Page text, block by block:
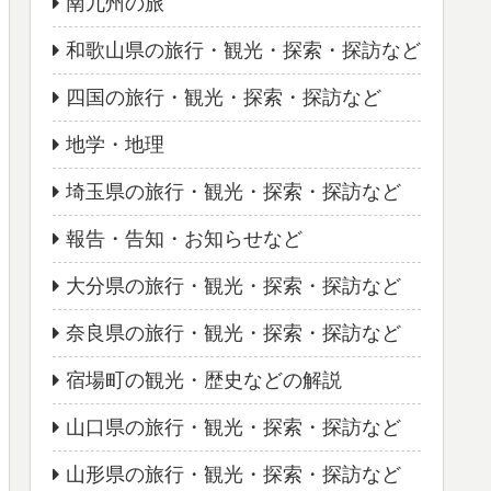
和歌山県の旅行・観光・探索・探訪など
四国の旅行・観光・探索・探訪など
地学・地理
埼玉県の旅行・観光・探索・探訪など
報告・告知・お知らせなど
大分県の旅行・観光・探索・探訪など
奈良県の旅行・観光・探索・探訪など
宿場町の観光・歴史などの解説
山口県の旅行・観光・探索・探訪など
山形県の旅行・観光・探索・探訪など